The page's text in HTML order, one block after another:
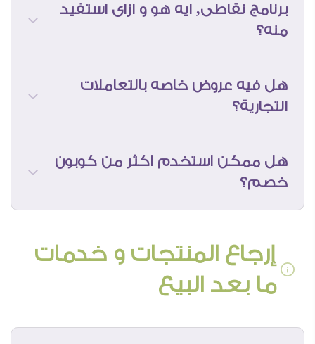
• التابلوهات المتعدده القطع ( بمقاسات
بحجم التابلوه لتسهيل عمليه التركيب على
الحائط
برنامج نقاطى, ايه هو و ازاى استفيد
منه؟
بتحصل على نقاط فقط فى حاله الشراء
عن طريق حسابك على موقعنا ( الشراء كزائر
هل فيه عروض خاصه بالتعاملات
التجارية؟
هل ممكن استخدم اكثر من كوبون
خصم؟
إرجاع المنتجات و خدمات
ما بعد البيع